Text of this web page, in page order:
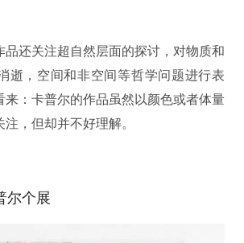
品还关注超自然层面的探讨，对物质和
逝，空间和非空间等哲学问题进行表
： 卡普尔的作品虽然以颜色或者体量
，但却并不好理解。
尔个展